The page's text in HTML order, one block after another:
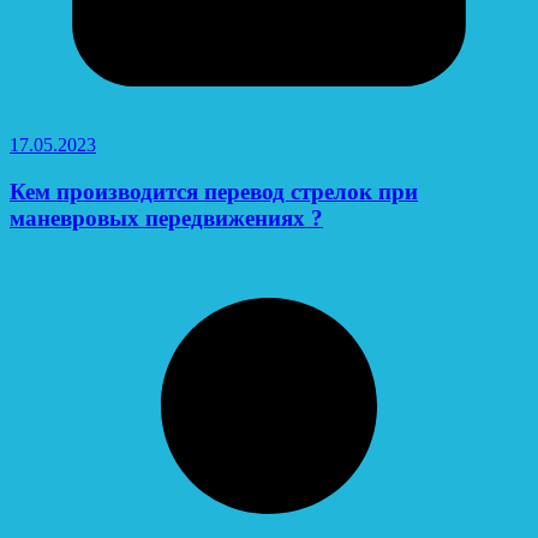
17.05.2023
Кем производится перевод стрелок при
маневровых передвижениях ?